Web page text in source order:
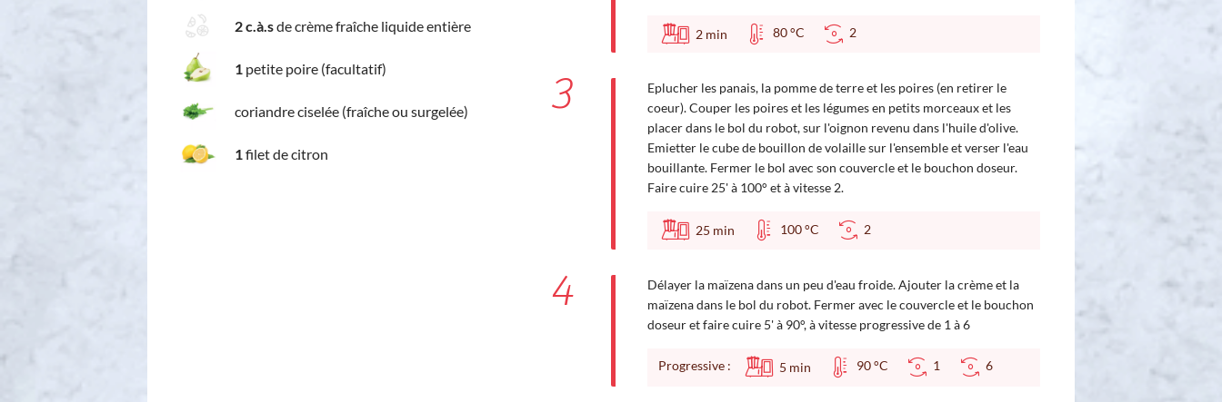
2 c.à.sde crème fraîche liquide entière
1 petite poire (facultatif)
coriandre ciselée (fraîche ou surgelée)
1 filet de citron
2 min 80 °C 2
3
Eplucher les panais, la pomme de terre et les poires (en retirer le
coeur). Couper les poires et les légumes en petits morceaux et les
placer dans le bol du robot, sur l'oignon revenu dans l'huile d'olive.
Emietter le cube de bouillon de volaille sur l'ensemble et verser l'eau
bouillante. Fermer le bol avec son couvercle et le bouchon doseur.
Faire cuire 25' à 100° et à vitesse 2.
25 min 100 °C 2
4
Délayer la maïzena dans un peu d'eau froide. Ajouter la crème et la
maïzena dans le bol du robot. Fermer avec le couvercle et le bouchon
doseur et faire cuire 5' à 90°, à vitesse progressive de 1 à 6
Progressive : 5 min 90 °C 1 6